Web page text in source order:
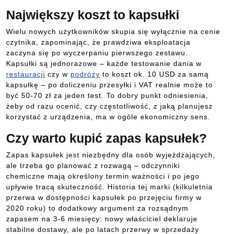
Największy koszt to kapsułki
Wielu nowych użytkowników skupia się wyłącznie na cenie
czytnika, zapominając, że prawdziwa eksploatacja
zaczyna się po wyczerpaniu pierwszego zestawu.
Kapsułki są jednorazowe – każde testowanie dania w
restauracji czy w podróży to koszt ok. 10 USD za samą
kapsułkę – po doliczeniu przesyłki i VAT realnie może to
być 50-70 zł za jeden test. To dobry punkt odniesienia,
żeby od razu ocenić, czy częstotliwość, z jaką planujesz
korzystać z urządzenia, ma w ogóle ekonomiczny sens.
Czy warto kupić zapas kapsułek?
Zapas kapsułek jest niezbędny dla osób wyjeżdżających,
ale trzeba go planować z rozwagą – odczynniki
chemiczne mają określony termin ważności i po jego
upływie tracą skuteczność. Historia tej marki (kilkuletnia
przerwa w dostępności kapsułek po przejęciu firmy w
2020 roku) to dodatkowy argument za rozsądnym
zapasem na 3-6 miesięcy: nowy właściciel deklaruje
stabilne dostawy, ale po latach przerwy w sprzedaży